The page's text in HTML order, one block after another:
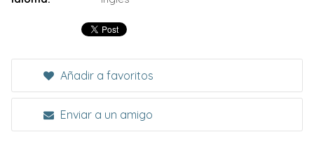
Añadir a favoritos
Enviar a un amigo